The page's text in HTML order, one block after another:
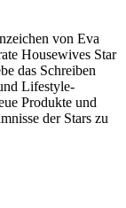
von Eva
Housewives Star
das Schreiben
Lifestyle-
Produkte und
der Stars zu